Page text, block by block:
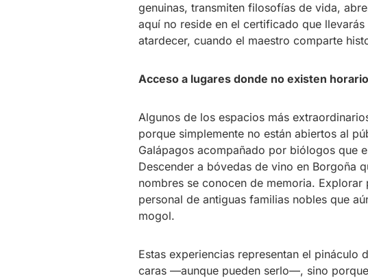
genuinas, transmiten filosofías de vida,
aquí no reside en el certificado que
atardecer, cuando el maestro comparte
Acceso a lugares donde no existen
Algunos de los espacios más
porque simplemente no están abiertos al
Galápagos acompañado por biólogos que
Descender a bóvedas de vino en Borgoña
nombres se conocen de memoria.
personal de antiguas familias nobles que
mogol.
Estas experiencias representan el
caras —aunque pueden serlo—, sino